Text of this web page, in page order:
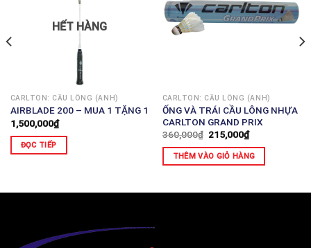
HẾT HÀNG
CARLTON: CẦU LÔNG (ANH)
AIRBLADE 200 – MUA 1 TẶNG 1
1,500,000₫
ĐỌC TIẾP
CARLTON: CẦU LÔNG (ANH)
ỐNG VÀ TRÁI CẦU LÔNG NHỰA
CARLTON GRAND PRIX
360,000₫ 215,000₫
THÊM VÀO GIỎ HÀNG